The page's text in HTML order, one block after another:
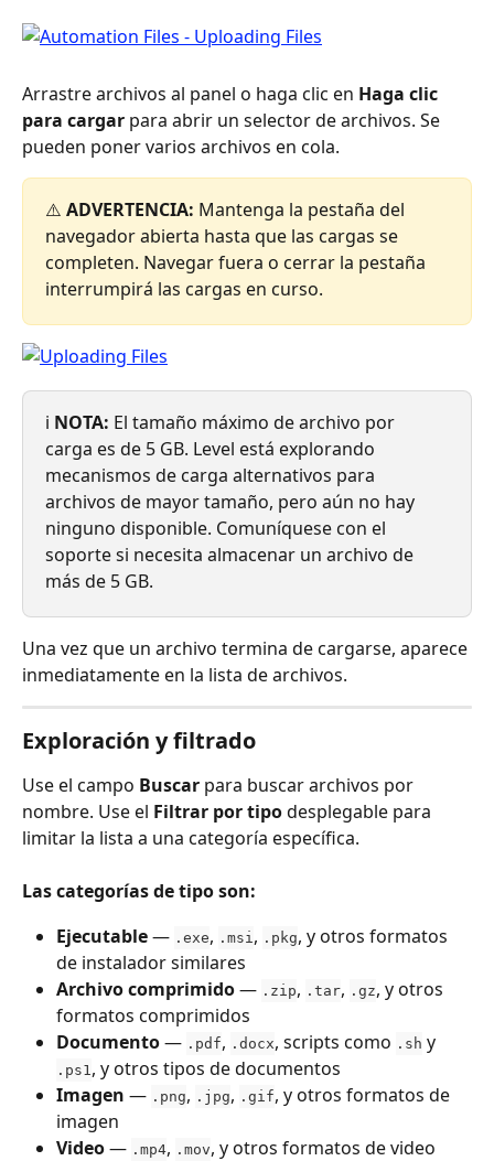
Arrastre archivos al panel o haga clic en Haga clic
para cargar para abrir un selector de archivos. Se
pueden poner varios archivos en cola.
⚠️ ADVERTENCIA: Mantenga la pestaña del
navegador abierta hasta que las cargas se
completen. Navegar fuera o cerrar la pestaña
interrumpirá las cargas en curso.
ℹ️ NOTA: El tamaño máximo de archivo por
carga es de 5 GB. Level está explorando
mecanismos de carga alternativos para
archivos de mayor tamaño, pero aún no hay
ninguno disponible. Comuníquese con el
soporte si necesita almacenar un archivo de
más de 5 GB.
Una vez que un archivo termina de cargarse, aparece
inmediatamente en la lista de archivos.
Exploración y filtrado
Use el campo Buscar para buscar archivos por
nombre. Use el Filtrar por tipo desplegable para
limitar la lista a una categoría específica.
Las categorías de tipo son:
Ejecutable — .exe, .msi , .pkg, y otros formatos
de instalador similares
Archivo comprimido — .zip, .tar, .gz, y otros
formatos comprimidos
Documento — .pdf, .docx, scripts como .sh y
.ps1 , y otros tipos de documentos
Imagen — .png, .jpg, .gif, y otros formatos de
imagen
Video — .mp4, .mov, y otros formatos de video